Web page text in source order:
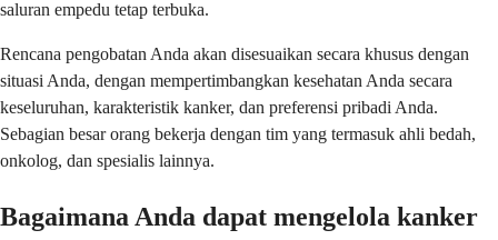
saluran empedu tetap terbuka.
Rencana pengobatan Anda akan disesuaikan secara khusus dengan
situasi Anda, dengan mempertimbangkan kesehatan Anda secara
keseluruhan, karakteristik kanker, dan preferensi pribadi Anda.
Sebagian besar orang bekerja dengan tim yang termasuk ahli bedah,
onkolog, dan spesialis lainnya.
Bagaimana Anda dapat mengelola kanker